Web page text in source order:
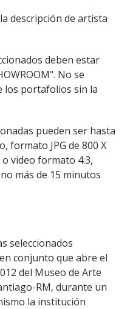
descripción de artista
deben estar
No se
los portafolios sin la
pueden ser hasta
formato JPG de 800 X
video formato 4:3,
más de 15 minutos
seleccionados
conjunto que abre el
del Museo de Arte
RM, durante un
la institución